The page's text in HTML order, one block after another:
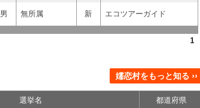
男 無所属 新 エコツアーガイド
1
嬬恋村をもっと知る ››
選挙名 都道府県